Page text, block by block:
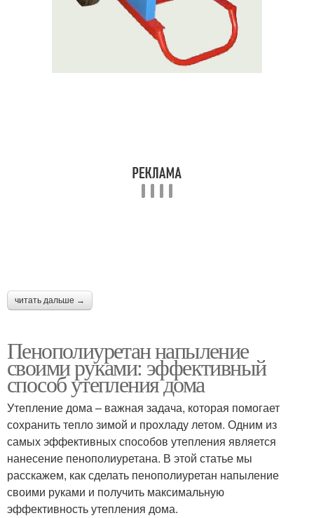
читать дальше →
Пенополиуретан напыление
своими руками: эффективный
способ утепления дома
Утепление дома – важная задача, которая помогает
сохранить тепло зимой и прохладу летом. Одним из
самых эффективных способов утепления является
нанесение пенополиуретана. В этой статье мы
расскажем, как сделать пенополиуретан напыление
своими руками и получить максимальную
эффективность утепления дома.